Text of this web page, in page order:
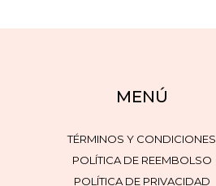
MENÚ
TÉRMINOS Y CONDICIONES
POLÍTICA DE REEMBOLSO
POLÍTICA DE PRIVACIDAD